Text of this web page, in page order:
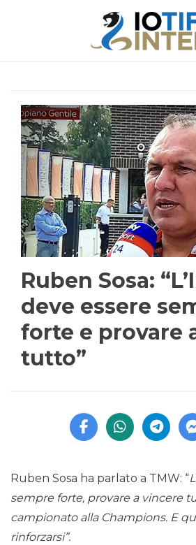
Ruben Sosa:
deve essere
forte e provare
tutto”
Ruben Sosa ha parlato a TMW: “
sempre forte, provare a vincere
campionato alla Champions. E
rinforzarsi”.